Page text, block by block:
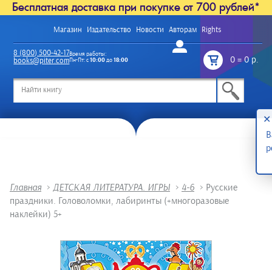
Бесплатная доставка при покупке от 700 рублей*
Магазин Издательство Новости Авторам Rights
Войти
0=0 р.
8 (800) 500-42-17
books@piter.com
Время работы:
Пн-Пт: с10:00до18:00
Главная > ДЕТСКАЯ ЛИТЕРАТУРА. ИГРЫ > 4-6 > Русские
праздники. Головоломки, лабиринты (+многоразовые
наклейки) 5+
✕